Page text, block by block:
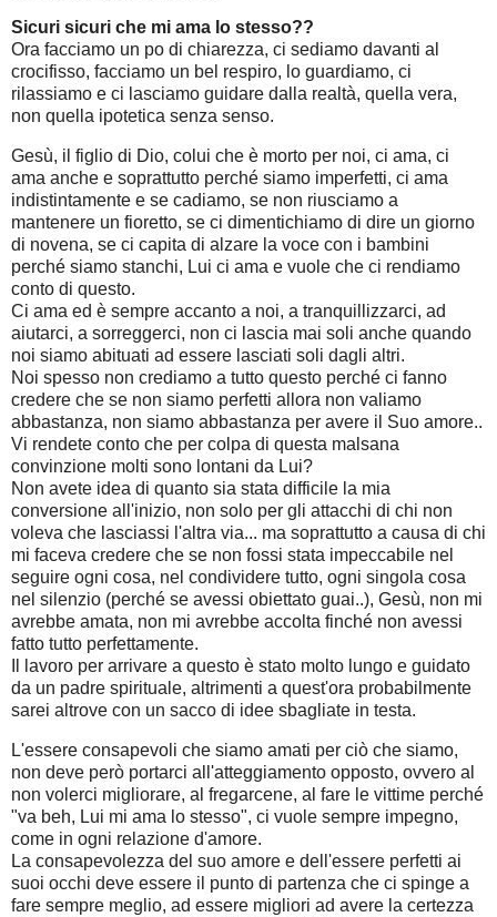
Sicuri sicuri che mi ama lo stesso??
Ora facciamo un po di chiarezza, ci sediamo davanti al
crocifisso, facciamo un bel respiro, lo guardiamo, ci
rilassiamo e ci lasciamo guidare dalla realtà, quella vera,
non quella ipotetica senza senso.
Gesù, il figlio di Dio, colui che è morto per noi, ci ama, ci
ama anche e soprattutto perché siamo imperfetti, ci ama
indistintamente e se cadiamo, se non riusciamo a
mantenere un fioretto, se ci dimentichiamo di dire un giorno
di novena, se ci capita di alzare la voce con i bambini
perché siamo stanchi, Lui ci ama e vuole che ci rendiamo
conto di questo.
Ci ama ed è sempre accanto a noi, a tranquillizzarci, ad
aiutarci, a sorreggerci, non ci lascia mai soli anche quando
noi siamo abituati ad essere lasciati soli dagli altri.
Noi spesso non crediamo a tutto questo perché ci fanno
credere che se non siamo perfetti allora non valiamo
abbastanza, non siamo abbastanza per avere il Suo amore..
Vi rendete conto che per colpa di questa malsana
convinzione molti sono lontani da Lui?
Non avete idea di quanto sia stata difficile la mia
conversione all'inizio, non solo per gli attacchi di chi non
voleva che lasciassi l'altra via... ma soprattutto a causa di chi
mi faceva credere che se non fossi stata impeccabile nel
seguire ogni cosa, nel condividere tutto, ogni singola cosa
nel silenzio (perché se avessi obiettato guai..), Gesù, non mi
avrebbe amata, non mi avrebbe accolta finché non avessi
fatto tutto perfettamente.
Il lavoro per arrivare a questo è stato molto lungo e guidato
da un padre spirituale, altrimenti a quest'ora probabilmente
sarei altrove con un sacco di idee sbagliate in testa.
L'essere consapevoli che siamo amati per ciò che siamo,
non deve però portarci all'atteggiamento opposto, ovvero al
non volerci migliorare, al fregarcene, al fare le vittime perché
"va beh, Lui mi ama lo stesso", ci vuole sempre impegno,
come in ogni relazione d'amore.
La consapevolezza del suo amore e dell'essere perfetti ai
suoi occhi deve essere il punto di partenza che ci spinge a
fare sempre meglio, ad essere migliori ad avere la certezza